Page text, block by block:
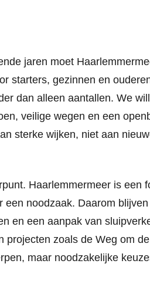
jaren moet
starters, gezinnen en
dan alleen aantallen. We
veilige wegen en een
sterke wijken, niet aan
Haarlemmermeer is een
noodzaak. Daarom
en een aanpak van
zoals de Weg om
maar noodzakelijke